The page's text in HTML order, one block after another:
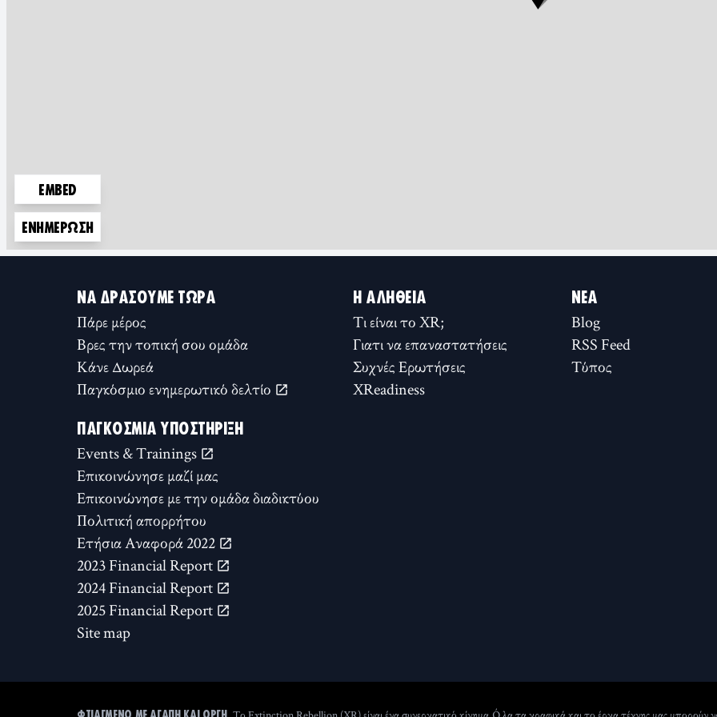
EMBED
ΕΝΗΜΈΡΩΣΗ
ΝΑ ΔΡΆΣΟΥΜΕ ΤΏΡΑ
Πάρε μέρος
Βρες την τοπική σου ομάδα
Κάνε Δωρεά
Παγκόσμιο ενημερωτικό δελτίο
Η ΑΛΉΘΕΙΑ
Τι είναι το XR;
Γιατι να επαναστατήσεις
Συχνές Ερωτήσεις
XReadiness
ΝΈΑ
Blog
RSS Feed
Τύπος
ΠΑΓΚΌΣΜΙΑ ΥΠΟΣΤΉΡΙΞΗ
Events & Trainings
Επικοινώνησε μαζί μας
Επικοινώνησε με την ομάδα διαδικτύου
Πολιτική απορρήτου
Ετήσια Αναφορά 2022
2023 Financial Report
2024 Financial Report
2025 Financial Report
Site map
ΦΤΙΑΓΜΈΝΟ ΜΕ ΑΓΆΠΗ ΚΑΙ ΟΡΓΉ